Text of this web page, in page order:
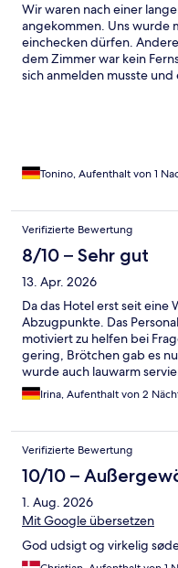
Wir waren nach einer
angekommen. Uns wurde
einchecken dürfen.
dem Zimmer war kein
sich anmelden musste
Tonino, Aufenthalt von 1
Verifizierte Bewertung
8/10 – Sehr gut
13. Apr. 2026
Da das Hotel erst seit
Abzugpunkte. Das
motiviert zu helfen bei
gering, Brötchen gab es
wurde auch lauwarm
sehr nett und hilfsbereit.
erfahren, dass Hot eigenen
Möglichkeit für
vom Hotel Besitzern
zu Ende gebracht. Es gibt
unserem Aufenthalt hatten
Insekten Plage (es gab
Balkone wie auch in
der Heizung, diese
Irina, Aufenthalt von 2
Verifizierte Bewertung
10/10 –
1. Aug. 2026
Mit Google übersetzen
God udsigt og virkelig